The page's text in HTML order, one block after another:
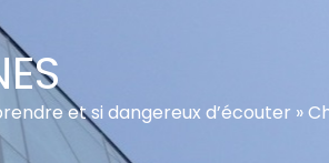
et si dangereux d’écouter »